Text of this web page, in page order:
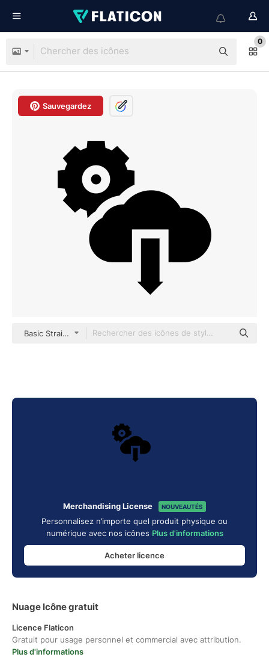
0
Sauvegardez
Basic Straight Filled
Merchandising License NOUVEAUTÉS
Personnalisez n’importe quel produit physique ou
numérique avec nos icônes Plus d'informations
Acheter licence
Nuage Icône gratuit
Licence Flaticon
Gratuit pour usage personnel et commercial avec attribution.
Plus d'informations